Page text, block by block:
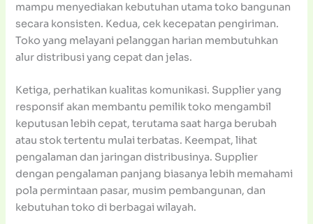
mampu menyediakan kebutuhan utama toko bangunan
secara konsisten. Kedua, cek kecepatan pengiriman.
Toko yang melayani pelanggan harian membutuhkan
alur distribusi yang cepat dan jelas.
Ketiga, perhatikan kualitas komunikasi. Supplier yang
responsif akan membantu pemilik toko mengambil
keputusan lebih cepat, terutama saat harga berubah
atau stok tertentu mulai terbatas. Keempat, lihat
pengalaman dan jaringan distribusinya. Supplier
dengan pengalaman panjang biasanya lebih memahami
pola permintaan pasar, musim pembangunan, dan
kebutuhan toko di berbagai wilayah.